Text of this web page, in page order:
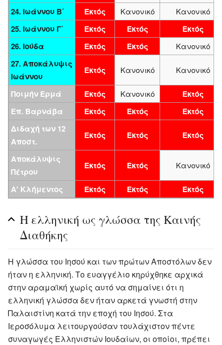
24. Ιωάννου Β΄ Εκτός Κανονικό Κανονικό
25. Ιωάννου Γ΄ Εκτός Εκτός
Εκτός
26. Ιούδα
Εκτός Εκτός Κανονικό
27. Αποκάλυψις
Ιωάννου
Εκτός Κανονικό Κανονικό
Ποιμήν Ερμά Εκτός Κανονικό
Εκτός
Επ. Βαρνάβα
Εκτός Εκτός
Εκτός
Διδαχή των 12
Αποστ.
Εκτός Εκτός Εκτός
Αποκάλυψις
Πέτρου
Εκτός Εκτός Κανονικό
Α' Κλήμεντος Εκτός Εκτός Εκτός
Η ελληνική ως γλώσσα της Καινής
Διαθήκης
Η γλώσσα του Ιησού και των πρώτων Αποστόλων δεν
ήταν η ελληνική. Το ευαγγέλιο κηρύχθηκε αρχικά
στην αραμαϊκή χωρίς αυτό να σημαίνει ότι η
ελληνική γλώσσα δεν ήταν αρκετά γνωστή στην
Παλαιστίνη κατά την εποχή του Ιησού. Στα
Ιεροσόλυμα λειτουργούσαν τουλάχιστον πέντε
συναγωγές Ελληνιστών Ιουδαίων, οι οποίοι, πρέπει